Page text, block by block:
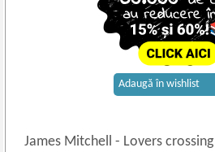
James Mitchell- Lovers crossing
Adaugă în wishlist